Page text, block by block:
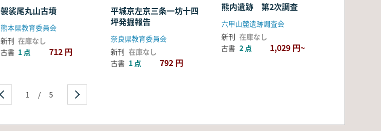
袈裟尾丸山古墳
熊本県教育委員会
新刊 在庫なし
古書 1 点 712 円
平城京左京三条一坊十四
坪発掘報告
奈良県教育委員会
新刊 在庫なし
古書 1 点 792 円
熊内遺跡 第2次調査
六甲山麓遺跡調査会
新刊 在庫なし
古書 2 点 1,029 円~
1 / 5